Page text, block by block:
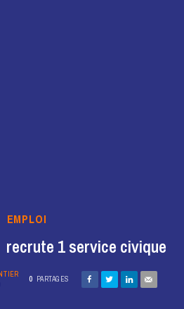
EMPLOI
recrute 1 service civique
0 PARTAGES